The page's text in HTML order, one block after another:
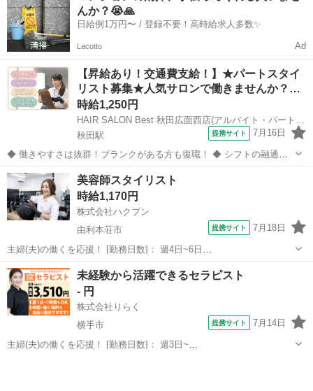
んか？😭🙏
日給例1万円〜 / 登録不要！高時給求人多数✨
Lacotto Ad
【昇給あり！交通費支給！】★パートスタイ
リスト募集★人気サロンで働きませんか？…
時給1,250円
秋田駅
提携サイト 7月16日
◆ 働きやすさは抜群！ブランクがある方も復職！ ◆ シフトの融通が
利くため、自分のライフスタイルに合わせて働けます◎ブランクのあ
る方も分かりやすいレッスンで技術に自信をつけてから安心してデビ
ューできます 働きやすさは抜群...
秋田 秋田市 秋田駅 美容師
美容師スタイリスト
時給1,170円
株式会社ハクブン
由利本荘市
提携サイト 7月18日
主婦(夫)の働くを応援！ [勤務日数]： 週4日~6日
10:00~13:00/11:00~15:00/13:00~16:00/15:00~18:00/10:00~18:00 月/
火/水/木/金/土/日 などから選べます ...
秋田 由利本荘市 美容師
未経験から活躍できるセラピスト
- 円
株式会社りらく
横手市
提携サイト 7月14日
主婦(夫)の働くを応援！ [勤務日数]： 週3日~